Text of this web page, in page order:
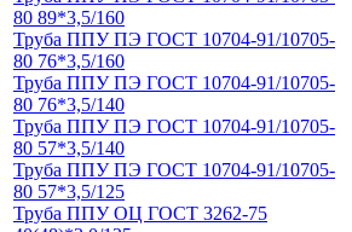
80 89*3,5/160
Труба ППУ ПЭ ГОСТ 10704-91/10705-
80 76*3,5/160
Труба ППУ ПЭ ГОСТ 10704-91/10705-
80 76*3,5/140
Труба ППУ ПЭ ГОСТ 10704-91/10705-
80 57*3,5/140
Труба ППУ ПЭ ГОСТ 10704-91/10705-
80 57*3,5/125
Труба ППУ ОЦ ГОСТ 3262-75